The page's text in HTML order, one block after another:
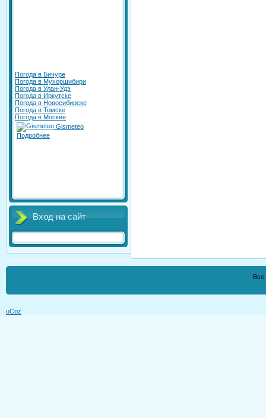
Погода в Бичуре
Погода в Мухоршибири
Погода в Улан-Удэ
Погода в Иркутске
Погода в Новосибирске
Погода в Томске
Погода в Москве
Gismeteo
Подробнее
Вход на сайт
uCoz